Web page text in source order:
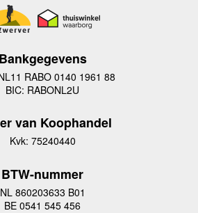
Bankgegevens
RABO 0140 1961 88
BIC: RABONL2U
van Koophandel
Kvk: 75240440
BTW-nummer
NL 860203633 B01
BE 0541 545 456